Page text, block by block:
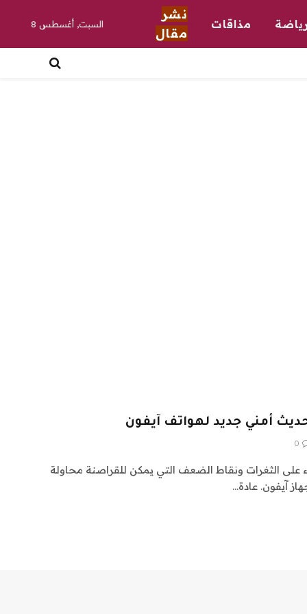
مذاقات
نشر
مقال
السبت, أغسطس 8
أمني جديد لهواتف آيفون
0
على الثغرات ونقاط الضعف التي يمكن للقراصنة محاولة
آيفون. عادة…